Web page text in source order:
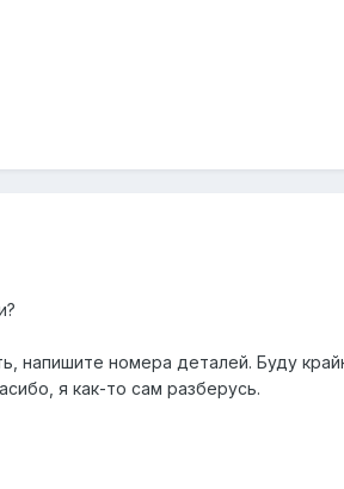
напишите номера деталей. Буду
я как-то сам разберусь.